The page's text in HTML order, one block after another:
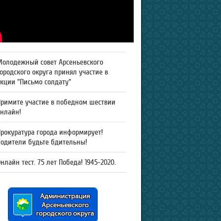
совет Арсеньевского
округа принял участие в
"Письмо солдату"
участие в победном шествии
города информирует!
будьте бдительны!
тест. 75 лет Победа! 1945-2020.